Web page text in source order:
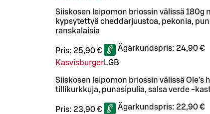
Siiskosen leipomon briossin välissä
kypsytettyä cheddarjuustoa, pekonia,
ranskalaisia
Pris: 25,90 € Ägarkundspris: 24,90 €
KasvisburgerLGB
Siiskosen leipomon briossin välissä
tillikurkkuja, punasipulia, salsa verde -
Pris: 23,90 € Ägarkundspris: 22,90 €